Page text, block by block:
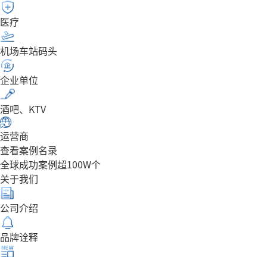
医疗
机场车站码头
企业单位
酒吧、KTV
运营商
查看案例名录
全球成功案例超100W个
关于我们
公司介绍
品牌诠释